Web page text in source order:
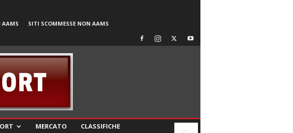
AAMS SITI SCOMMESSE NON AAMS
MERCATO
CLASSIFICHE